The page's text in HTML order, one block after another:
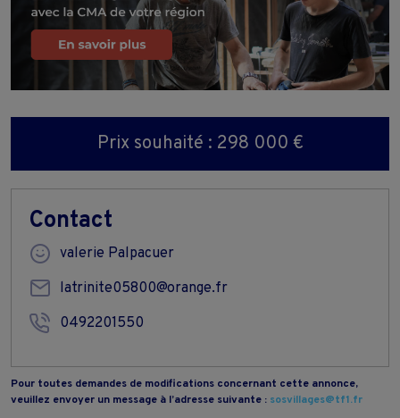
Prix souhaité : 298 000 €
Contact
valerie Palpacuer
latrinite05800@orange.fr
0492201550
Pour toutes demandes de modifications concernant cette annonce,
veuillez envoyer un message à l’adresse suivante : sosvillages@tf1.fr